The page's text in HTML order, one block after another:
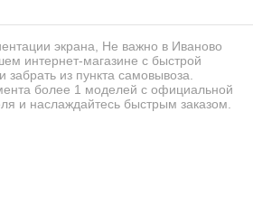
экрана, Не важно в Иваново
интернет-магазине с быстрой
забрать из пункта самовывоза.
более 1 моделей с официальной
и наслаждайтесь быстрым заказом.